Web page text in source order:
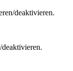
deaktivieren.